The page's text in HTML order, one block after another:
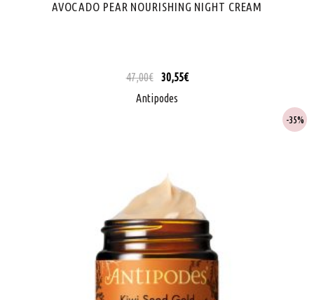
AVOCADO PEAR NOURISHING NIGHT CREAM
47,00€ 30,55€
Antipodes
35%